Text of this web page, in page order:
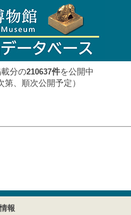
分の210637件を公開中
第、順次公開予定）
報